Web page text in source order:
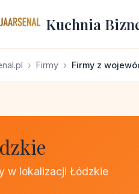
Kuchnia
Firmy Firmy z
w lokalizacji Łódzkie